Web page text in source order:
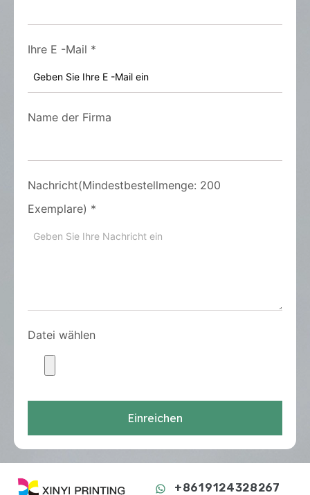
Ihre E -Mail *
Name der Firma
Nachricht(Mindestbestellmenge: 200
Exemplare) *
Datei wählen
Einreichen
+8619124328267